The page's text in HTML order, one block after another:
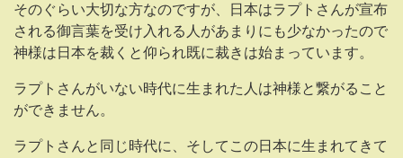
そのぐらい大切な方なのですが、日本はラプトさんが宣布
される御言葉を受け入れる人があまりにも少なかったので
神様は日本を裁くと仰られ既に裁きは始まっています。
ラプトさんがいない時代に生まれた人は神様と繋がること
ができません。
ラプトさんと同じ時代に、そしてこの日本に生まれてきて